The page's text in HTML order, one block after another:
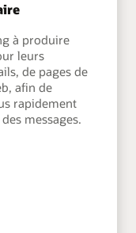
à produire
leurs
de pages de
afin de
rapidement
messages.